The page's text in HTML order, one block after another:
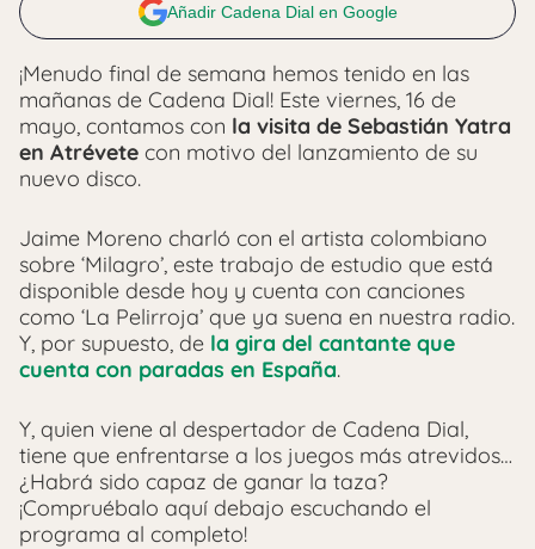
Añadir Cadena Dial en Google
¡Menudo final de semana hemos tenido en las
mañanas de Cadena Dial! Este viernes, 16 de
mayo, contamos con la visita de Sebastián Yatra
en Atrévete con motivo del lanzamiento de su
nuevo disco.
Jaime Moreno charló con el artista colombiano
sobre ‘Milagro’, este trabajo de estudio que está
disponible desde hoy y cuenta con canciones
como ‘La Pelirroja’ que ya suena en nuestra radio.
Y, por supuesto, de la gira del cantante que
cuenta con paradas en España.
Y, quien viene al despertador de Cadena Dial,
tiene que enfrentarse a los juegos más atrevidos…
¿Habrá sido capaz de ganar la taza?
¡Compruébalo aquí debajo escuchando el
programa al completo!